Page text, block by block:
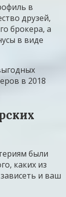
в
друзей,
брокера, а
в виде
в 2018
были
каких из
и ваш